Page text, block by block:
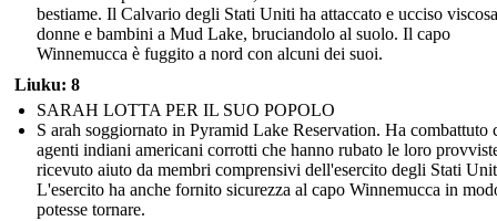
bestiame. Il Calvario degli Stati Uniti ha attaccato e ucciso viscosa
donne e bambini a Mud Lake, bruciandolo al suolo. Il capo
Winnemucca è fuggito a nord con alcuni dei suoi.
Liuku: 8
SARAH LOTTA PER IL SUO POPOLO
S arah soggiornato in Pyramid Lake Reservation. Ha combattuto
agenti indiani americani corrotti che hanno rubato le loro
ricevuto aiuto da membri comprensivi dell'esercito degli Stati
L'esercito ha anche fornito sicurezza al capo Winnemucca in
potesse tornare.